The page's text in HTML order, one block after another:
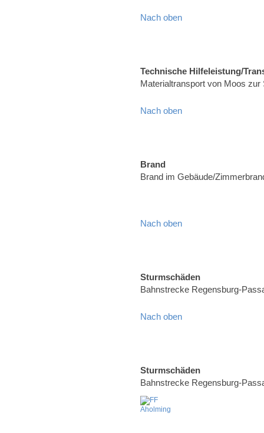
Nach oben
Technische Hilfeleistung/
Materialtransport von Moos
Nach oben
Brand
Brand im Gebäude/
Nach oben
Sturmschäden
Bahnstrecke Regensburg-
Nach oben
Sturmschäden
Bahnstrecke Regensburg-